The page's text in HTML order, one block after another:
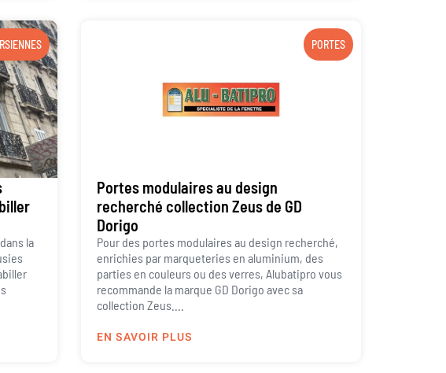
la
PORTES
Portes modulaires au design
recherché collection Zeus de GD
Dorigo
Pour des portes modulaires au design recherché,
enrichies par marqueteries en aluminium, des
parties en couleurs ou des verres, Alubatipro vous
recommande la marque GD Dorigo avec sa
collection Zeus....
EN SAVOIR PLUS